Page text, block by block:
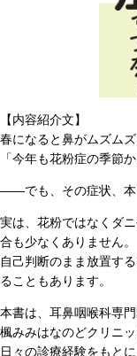
【内容紹介文】
春になると鼻がムズム
「今年も花粉症の季節
――でも、その症状、本
実は、花粉ではなくダ
合も少なくありません。
自己判断のまま放置す
ることもあります。
本書は、耳鼻咽喉科専門
楓みみはなのどクリニ
日々の診療経験をもと